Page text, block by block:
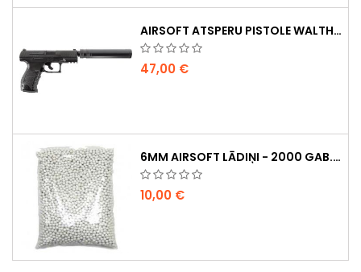
AIRSOFT ATSPERU PISTOLE WALTHER PPQ NAVY AR KLUSINĀTĀJU
47,00 €
6MM AIRSOFT LĀDIŅI - 2000 GAB., 0,20G, AUGSTAS KVALITĀTES
10,00 €